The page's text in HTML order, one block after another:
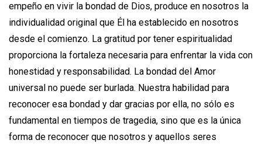
empeño en vivir la bondad de Dios, produce en nosotros la
individualidad original que Él ha establecido en nosotros
desde el comienzo. La gratitud por tener espiritualidad
proporciona la fortaleza necesaria para enfrentar la vida con
honestidad y responsabilidad. La bondad del Amor
universal no puede ser burlada. Nuestra habilidad para
reconocer esa bondad y dar gracias por ella, no sólo es
fundamental en tiempos de tragedia, sino que es la única
forma de reconocer que nosotros y aquellos seres